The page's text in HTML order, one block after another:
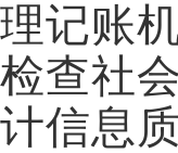
记账
查社
信息